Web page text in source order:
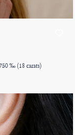
‰ (18 carats)